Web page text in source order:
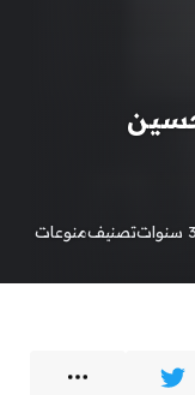
تصنيفمنوعات